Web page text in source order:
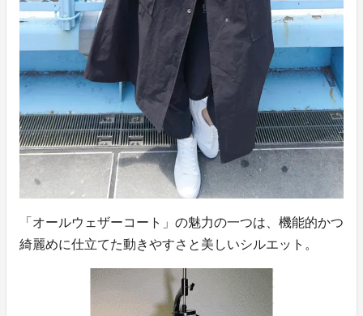
「オールウェザーコート」の魅力の一つは、機能的かつ
綺麗めに仕立てた動きやすさと美しいシルエット。